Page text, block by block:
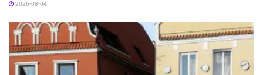
2026-08-04